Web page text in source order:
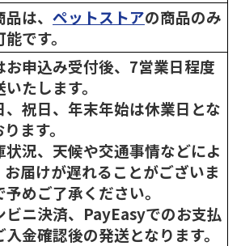
は、 ペットストアの商品のみ
です。
お申込み受付後、7営業日程度
たします。
祝日、年末年始は休業日とな
ます。
況、天候や交通事情などによ
お届けが遅れることがございま
予めご了承ください。
ニ決済、PayEasyでのお支払
入金確認後の発送となります。